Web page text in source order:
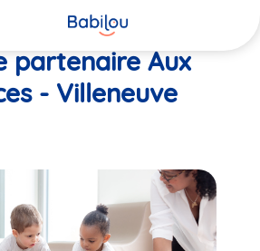
partenaire Aux
- Villeneuve